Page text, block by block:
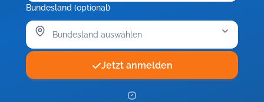
Bundesland (optional)
Jetzt anmelden